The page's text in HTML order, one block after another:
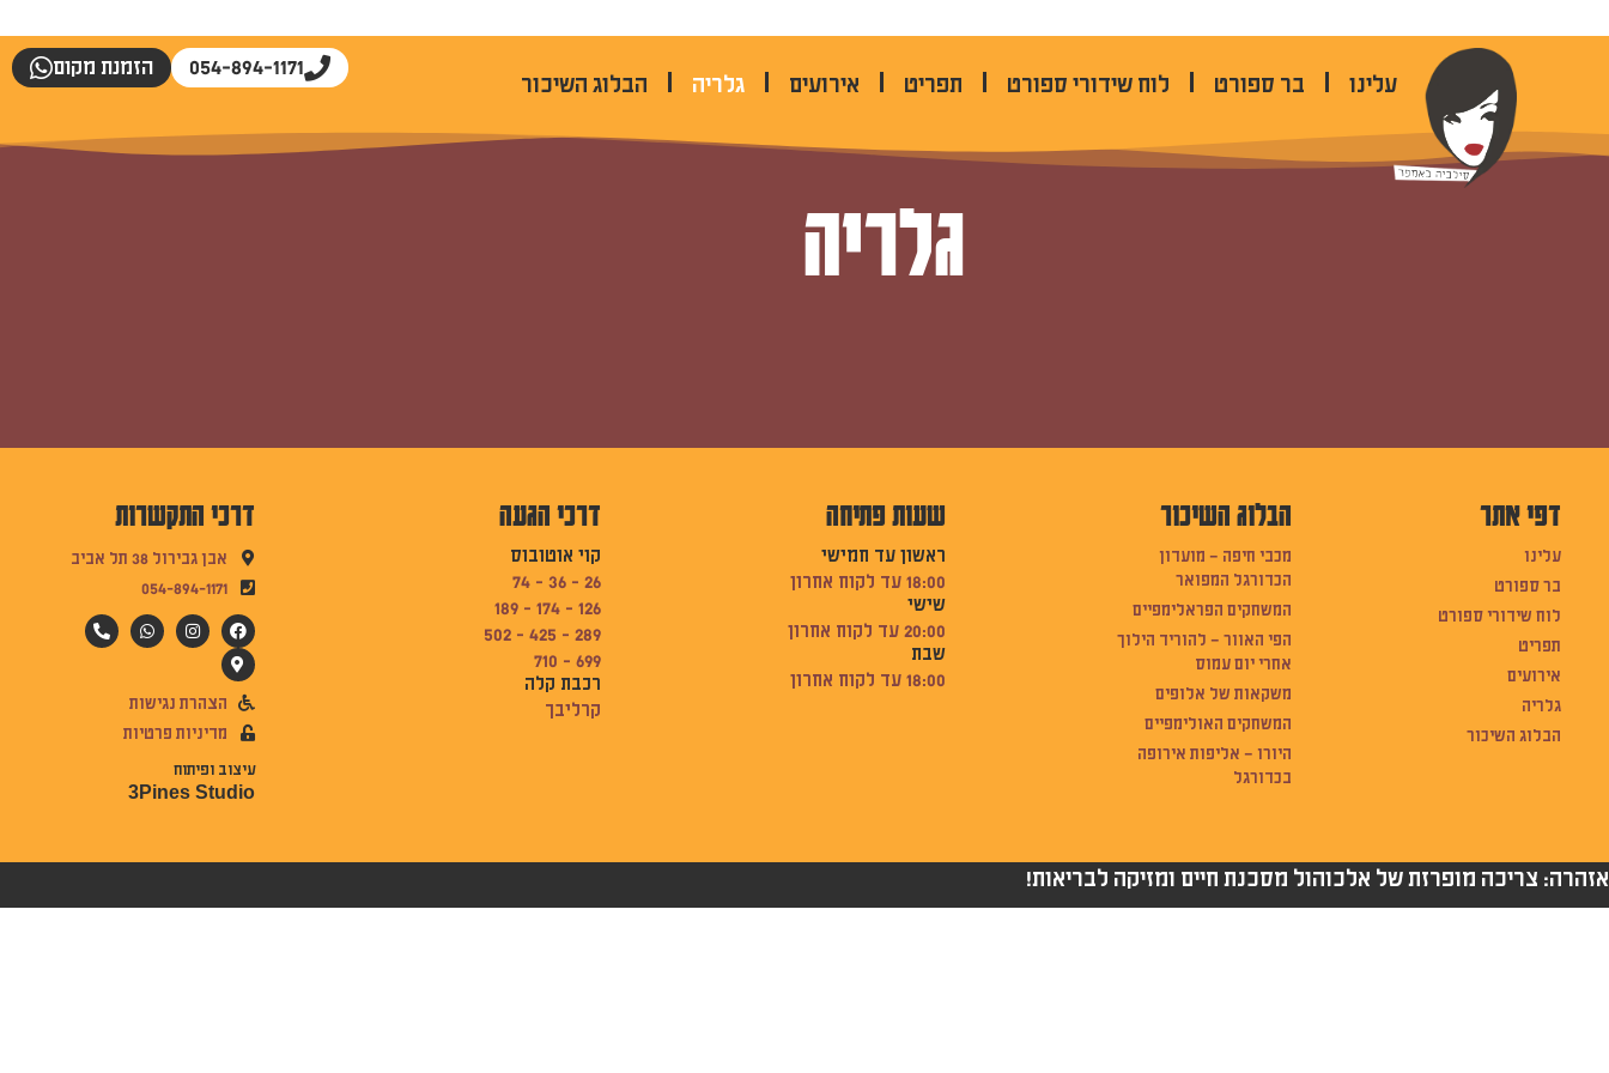
עלינו בר ספורט לוח שידורי ספורט תפריט אירועים גלריה הבלוג השיכור הזמנת מקום 054-894-1171
גלריה
דפי אתר
עלינו
בר ספורט
לוח שידורי ספורט
תפריט
אירועים
גלריה
הבלוג השיכור
הבלוג השיכור
מכבי חיפה – מועדון
הכדורגל המפואר
המשחקים הפראלימפיים
הפי האוור – להוריד הילוך
אחרי יום עמוס
משקאות של אלופים
המשחקים האולימפיים
היורו – אליפות אירופה
בכדורגל
שעות פתיחה
ראשון עד חמישי
18:00 עד לקוח אחרון
שישי
20:00 עד לקוח אחרון
שבת
18:00 עד לקוח אחרון
דרכי הגעה
קוי אוטובוס
26 - 36 - 74
126 - 174 - 189
289 - 425 - 502
699 - 710
רכבת קלה
קרליבך
דרכי התקשרות
אבן גבירול 38 תל אביב
054-894-1171
הצהרת נגישות
מדיניות פרטיות
עיצוב ופיתוח
3Pines Studio
אזהרה: צריכה מופרזת של אלכוהול מסכנת חיים ומזיקה לבריאות!